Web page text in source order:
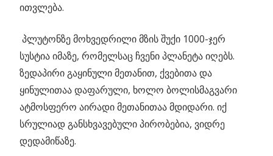
ითვლება.
პლუტონზე მოხვედრილი მზის შუქი 1000-ჯერ
სუსტია იმაზე, რომელსაც ჩვენი პლანეტა იღებს.
ზედაპირი გაყინული მეთანით, ქვებითა და
ყინულითაა დაფარული, ხოლო ბოლისმაგვარი
ატმოსფერო აირადი მეთანითაა მდიდარი. იქ
სრულიად განსხვავებული პირობებია, ვიდრე
დედამიწაზე.